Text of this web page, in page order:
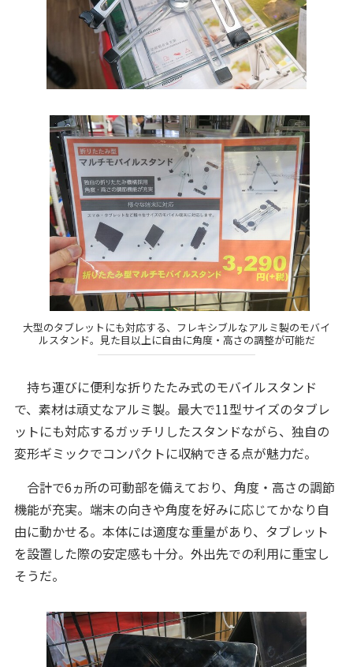
大型のタブレットにも対応する、フレキシブルなアルミ製のモバイ
ルスタンド。見た目以上に自由に角度・高さの調整が可能だ
持ち運びに便利な折りたたみ式のモバイルスタンド
で、素材は頑丈なアルミ製。最大で11型サイズのタブレ
ットにも対応するガッチリしたスタンドながら、独自の
変形ギミックでコンパクトに収納できる点が魅力だ。
合計で6ヵ所の可動部を備えており、角度・高さの調節
機能が充実。端末の向きや角度を好みに応じてかなり自
由に動かせる。本体には適度な重量があり、タブレット
を設置した際の安定感も十分。外出先での利用に重宝し
そうだ。